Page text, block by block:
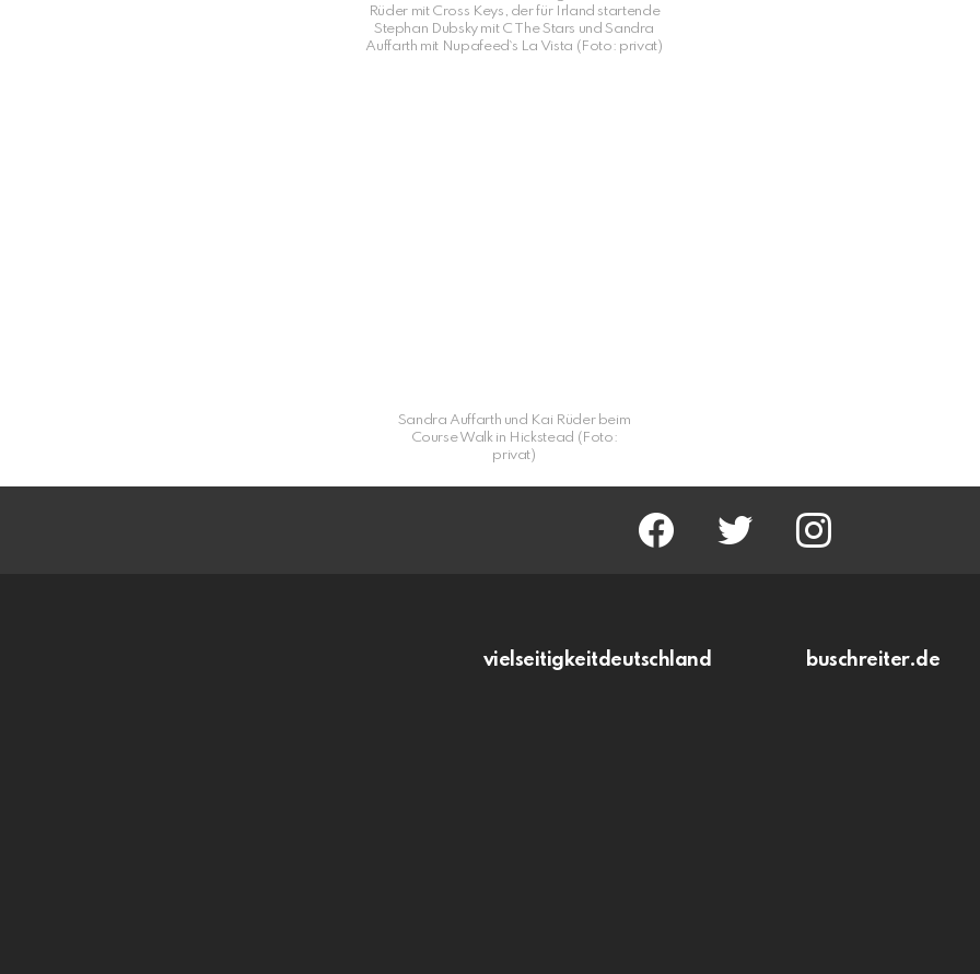
Rüder mit Cross Keys, der für Irland startende
Stephan Dubsky mit C The Stars und Sandra
Auffarth mit Nupafeed`s La Vista (Foto: privat)
Sandra Auffarth und Kai Rüder beim
Course Walk in Hickstead (Foto:
privat)
facebook twitter instagram
vielseitigkeitdeutschland buschreiter.de